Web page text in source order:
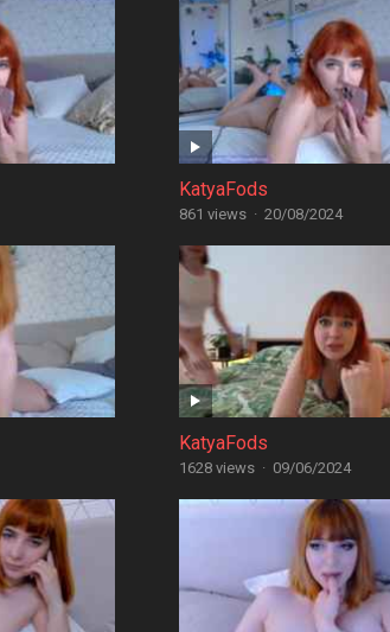
KatyaFods
861 views · 20/08/2024
KatyaFods
1628 views · 09/06/2024